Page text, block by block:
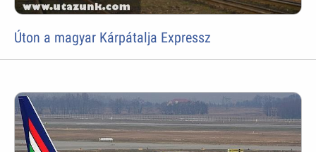
Úton a magyar Kárpátalja Expressz